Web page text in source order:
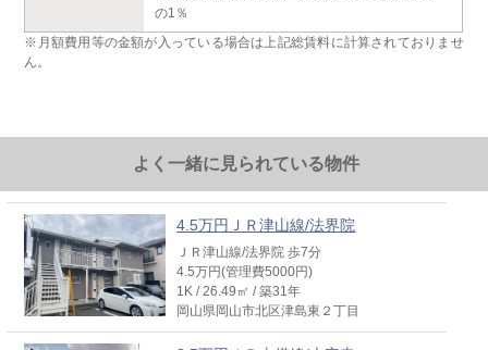
の1％
※月額費用等の金額が入っている場合は上記総賃料に計算されておりませ
ん。
よく一緒に見られている物件
4.5万円ＪＲ津山線/法界院
ＪＲ津山線/法界院 歩7分
4.5万円(管理費5000円)
1K / 26.49㎡ / 築31年
岡山県岡山市北区津島東２丁目